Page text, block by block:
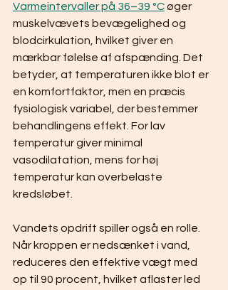
Varmeintervaller på 36–39 °C øger
muskelvævets bevægelighed og
blodcirkulation, hvilket giver en
mærkbar følelse af afspænding. Det
betyder, at temperaturen ikke blot er
en komfortfaktor, men en præcis
fysiologisk variabel, der bestemmer
behandlingens effekt. For lav
temperatur giver minimal
vasodilatation, mens for høj
temperatur kan overbelaste
kredsløbet.
Vandets opdrift spiller også en rolle.
Når kroppen er nedsænket i vand,
reduceres den effektive vægt med
op til 90 procent, hvilket aflaster led